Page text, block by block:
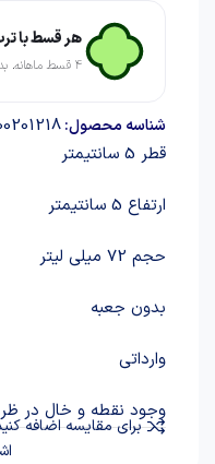
هر قسط با
۴ قسط ماهانه. بدون سود، چک و ضامن.
شناسه محصول:
قطر 5 سانتیمتر
ارتفاع 5 سانتیمتر
حجم 72 میلی لیتر
بدون جعبه
وارداتی
وجود نقطه و خال در
برای مقایسه اضافه